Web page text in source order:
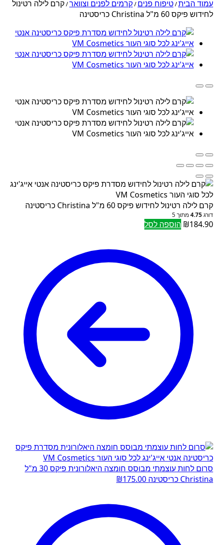
עמוד הבית/טיפוח פנים/קרמים לפנים וצוואר/קרם לילה רטינול
לחידוש פיקס 60 מ"ל Christina כריסטינה
קרם לילה רטינול לחידוש פיקס 60 מ"ל Christina כריסטינה
דורג4.75מתוך 5
₪184.90 הוספה לסל
סרום לחות עוצמתי מבוסס חומצה היאלורונית פיקס 30 מ"ל
Christina כריסטינה
₪175.00